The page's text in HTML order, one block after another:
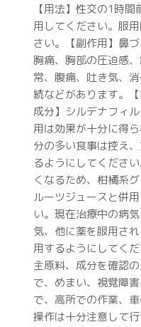
【用法】性交の1時
用してください。服
さい。【副作用】鼻
胸痛、胸部の圧迫感
常、腹痛、吐き気、
続などがあります。
成分】シルデナフィ
用は効果が十分に得
分の多い食事は控え
るようにしてくださ
くなるため、柑橘系
ルーツジュースと併
い。現在治療中の病
気、他に薬を服用さ
用するようにしてく
主原料、成分を確認
で、めまい、視覚障
で、高所での作業、
操作は十分注意して